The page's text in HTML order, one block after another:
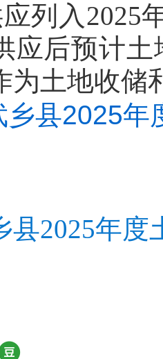
列入2025
应后预计土
为土地收储
乡县2025年
县2025年度